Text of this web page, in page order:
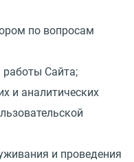
по вопросам
работы Сайта;
и аналитических
и проведения